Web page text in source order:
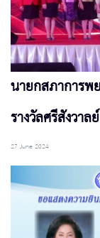
นายกสภาการพ
รางวัลศรีสังวา
27 June 2024